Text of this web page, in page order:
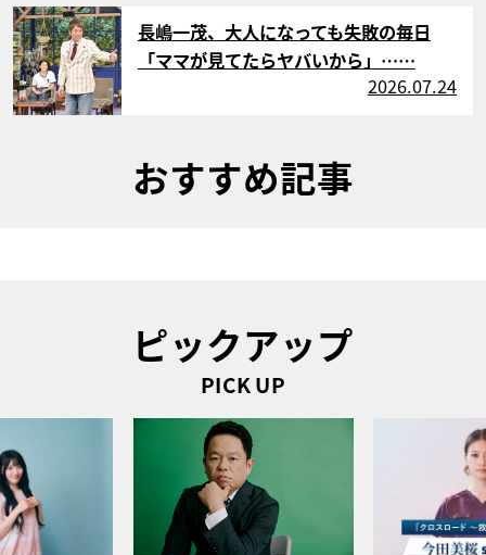
サムネイル
長嶋一茂、大人になっても失敗の毎日
「ママが見てたらヤバいから」……
2026.07.24
おすすめ記事
ピックアップ
PICK UP